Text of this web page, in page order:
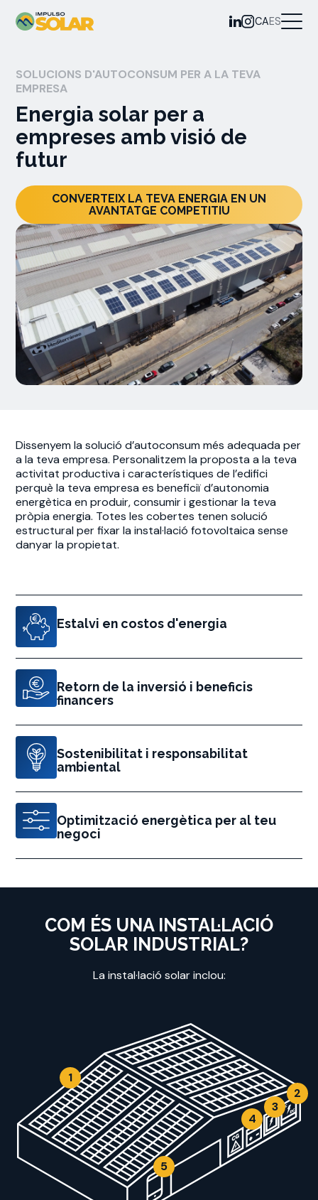
CAES
SOLUCIONS D'AUTOCONSUM PER A LA TEVA
EMPRESA
Energia solar per a
empreses amb visió de
futur
CONVERTEIX LA TEVA ENERGIA EN UN
AVANTATGE COMPETITIU
Dissenyem la solució d’autoconsum més adequada per
a la teva empresa. Personalitzem la proposta a la teva
activitat productiva i característiques de l’edifici
perquè la teva empresa es beneficiï d’autonomia
energètica en produir, consumir i gestionar la teva
pròpia energia. Totes les cobertes tenen solució
estructural per fixar la instal·lació fotovoltaica sense
danyar la propietat.
Estalvi en costos d'energia
Retorn de la inversió i beneficis
financers
Sostenibilitat i responsabilitat
ambiental
Optimització energètica per al teu
negoci
COM ÉS UNA INSTAL·LACIÓ
SOLAR INDUSTRIAL?
La instal·lació solar inclou:
1
2
3
4
5